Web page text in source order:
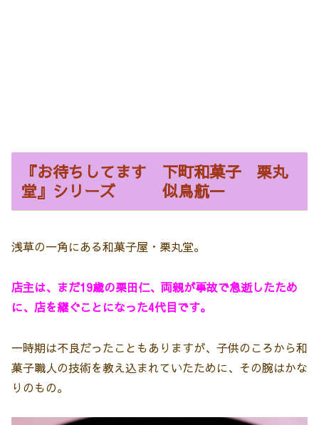
『お待ちしてます 下町和菓子 栗丸
堂』シリーズ 似鳥航一
浅草の一角にある和菓子屋・栗丸堂。
店主は、まだ19歳の栗田仁、両親が事故で急逝したため
に、店を継ぐことになった4代目です。
一時期は不良だったこともありますが、子供のころから和
菓子職人の技術を教え込まれていたために、その腕はかな
りのもの。